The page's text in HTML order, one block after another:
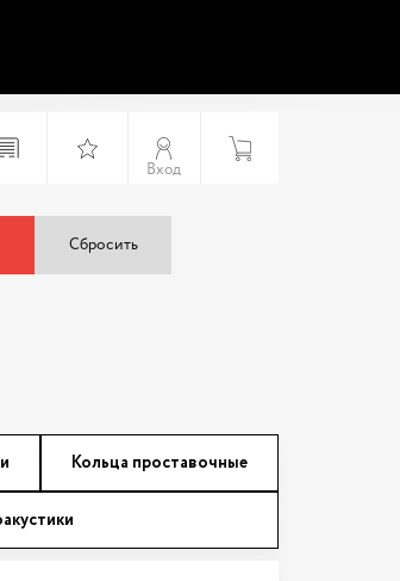
Вход
Сбросить
Кольца проставочные